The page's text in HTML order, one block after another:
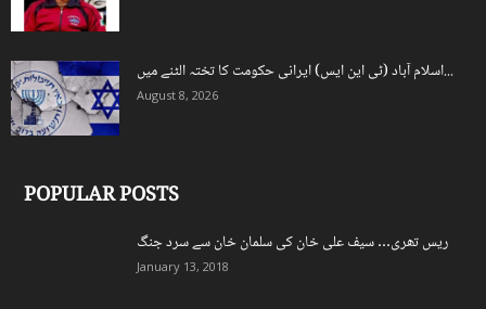
اسلام آباد (ٹی این ایس) ایرانی حکومت کا تختہ الٹنے میں...
August 8, 2026
POPULAR POSTS
ریس تھری… سیف علی خان کی سلمان خان سے سرد جنگ
January 13, 2018